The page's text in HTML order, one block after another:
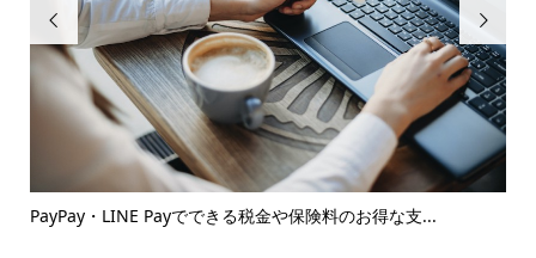

PayPay・LINE Payでできる税金や保険料のお得な支...
